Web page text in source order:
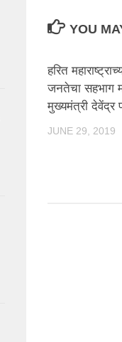
YOU
हरित
जनतेचा सहभाग
मुख्यमंत्री देवेंद्र
JUNE 29, 2019